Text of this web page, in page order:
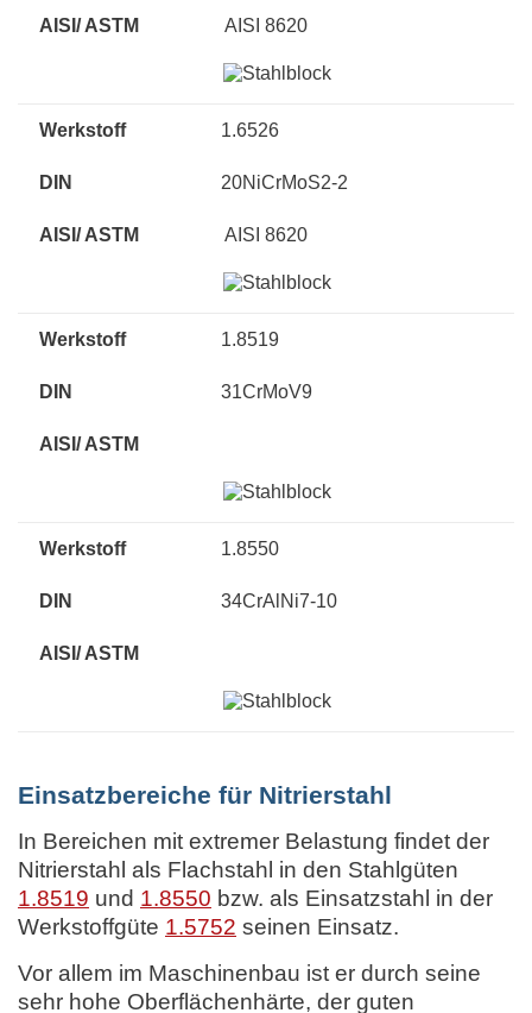
AISI 8620
1.6526
20NiCrMoS2-2
AISI 8620
1.8519
31CrMoV9
1.8550
34CrAlNi7-10
Einsatzbereiche für Nitrierstahl
In Bereichen mit extremer Belastung findet der
Nitrierstahl als Flachstahl in den Stahlgüten
1.8519 und 1.8550 bzw. als Einsatzstahl in der
Werkstoffgüte 1.5752 seinen Einsatz.
Vor allem im Maschinenbau ist er durch seine
sehr hohe Oberflächenhärte, der guten